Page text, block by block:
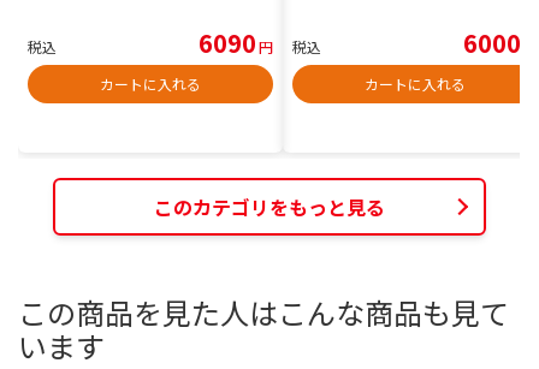
税込 6090円
カートに入れる
税込 6000
カートに入れる
このカテゴリをもっと見る
この商品を見た人はこんな商品も見て
います